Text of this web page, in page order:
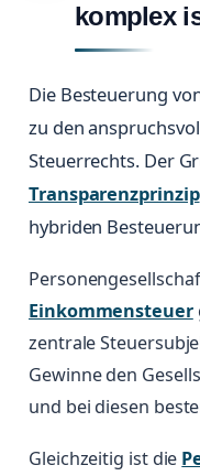
komplex
Die Besteuerung
zu den
Steuerrechts. Der
Transparenzprinzip
hybriden
Einkommensteuer
zentrale
Gewinne den
und bei diesen
Gleichzeitig ist die